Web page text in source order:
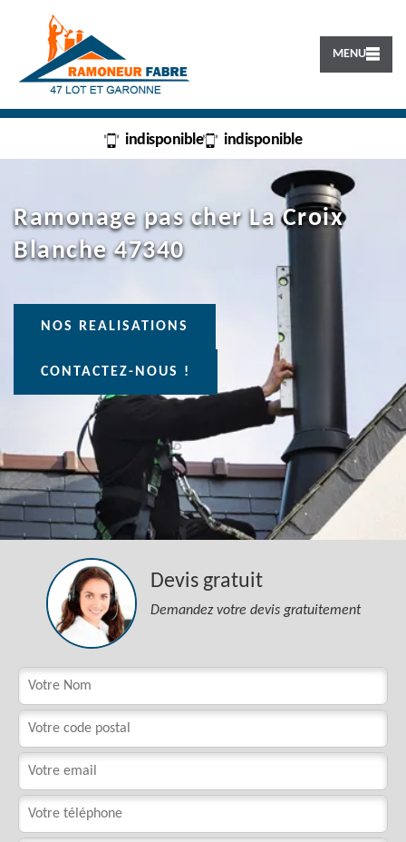
MENU
indisponible indisponible
Ramonage pas cher La Croix
Blanche 47340
NOS REALISATIONS
CONTACTEZ-NOUS !
Devis gratuit
Demandez votre devis gratuitement